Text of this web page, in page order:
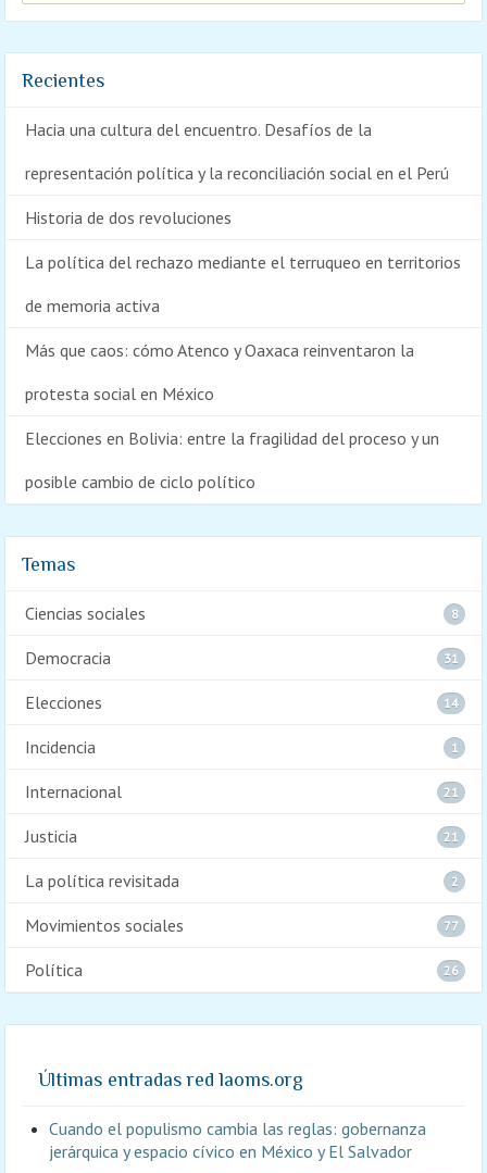
Recientes
Hacia una cultura del encuentro. Desafíos de la
representación política y la reconciliación social en el Perú
Historia de dos revoluciones
La política del rechazo mediante el terruqueo en territorios
de memoria activa
Más que caos: cómo Atenco y Oaxaca reinventaron la
protesta social en México
Elecciones en Bolivia: entre la fragilidad del proceso y un
posible cambio de ciclo político
Temas
Ciencias sociales 8
Democracia 31
Elecciones 14
Incidencia 1
Internacional 21
Justicia 21
La política revisitada 2
Movimientos sociales 77
Política 26
Últimas entradas red laoms.org
Cuando el populismo cambia las reglas: gobernanza
jerárquica y espacio cívico en México y El Salvador